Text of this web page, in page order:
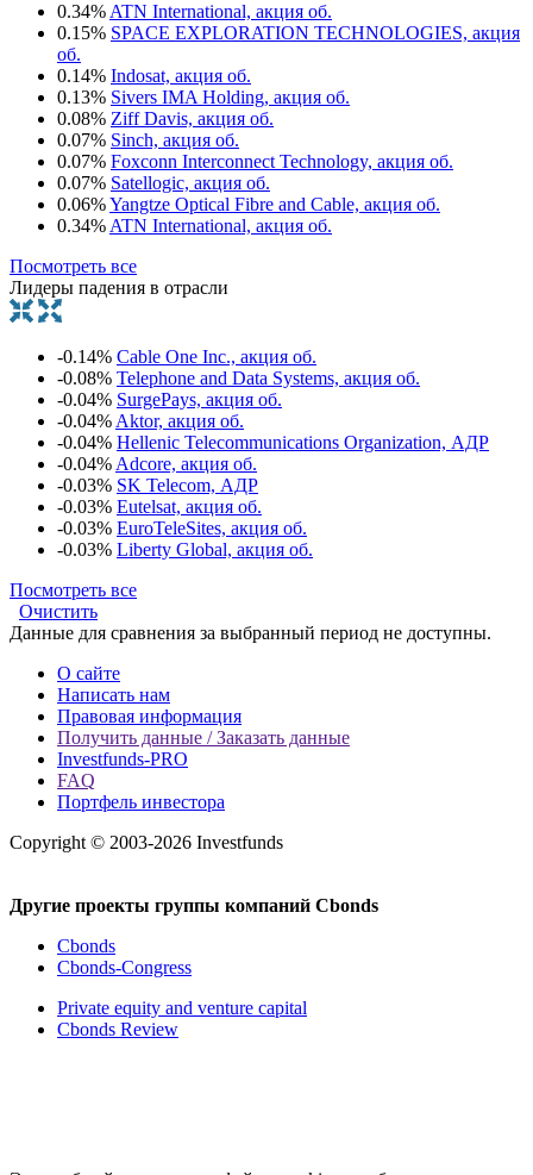
0.34%ATN International, акция об.
0.15% SPACE EXPLORATION TECHNOLOGIES, акция
об.
0.14% Indosat, акция об.
0.13% Sivers IMA Holding, акция об.
0.08% Ziff Davis, акция об.
0.07% Sinch, акция об.
0.07% Foxconn Interconnect Technology, акция об.
0.07% Satellogic, акция об.
0.06%Yangtze Optical Fibre and Cable, акция об.
0.34%ATN International, акция об.
Посмотреть все
Лидеры падения в отрасли
-0.14% Cable One Inc., акция об.
-0.08% Telephone and Data Systems, акция об.
-0.04% SurgePays, акция об.
-0.04%Aktor, акция об.
-0.04% Hellenic Telecommunications Organization, АДР
-0.04%Adcore, акция об.
-0.03% SK Telecom, АДР
-0.03% Eutelsat, акция об.
-0.03% EuroTeleSites, акция об.
-0.03% Liberty Global, акция об.
Посмотреть все
Очистить
Данные для сравнения за выбранный период не доступны.
О сайте
Написать нам
Правовая информация
Получить данные / Заказать данные
Investfunds-PRO
FAQ
Портфель инвестора
Copyright © 2003-2026 Investfunds
Другие проекты группы компаний Cbonds
Cbonds
Cbonds-Congress
Private equity and venture capital
Cbonds Review